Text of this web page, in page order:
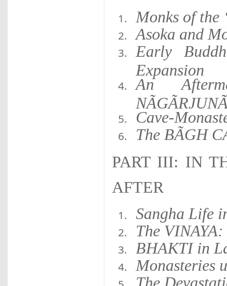
Monks of the
Asoka and
Early
Expansion
An
Cave-
The BÃGH
PART III: IN
AFTER
Sangha Life
The
BHAKTI in
Monasteries